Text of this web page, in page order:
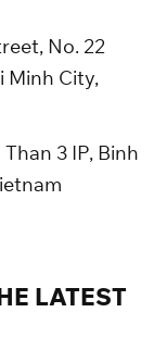
No. 22
Minh City,
3 IP, Binh
LATEST